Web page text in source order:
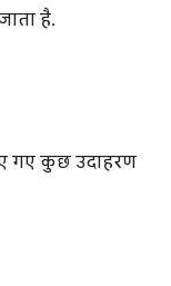
है.
गए कुछ उदाहरण